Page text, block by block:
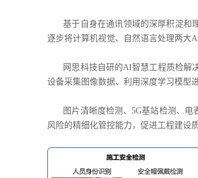
基于自身在通讯领域的深厚积淀和
逐步将计算机视觉、自然语言处理两大
网思科技自研的AI智慧工程质检解
设备采集图像数据、利用深度学习模型
图片清晰度检测、5G基站检测、
风险的精细化管控能力，促进工程建设